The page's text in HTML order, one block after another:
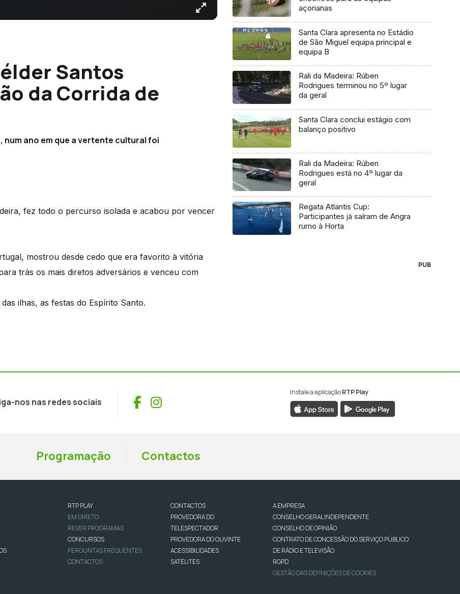
Santos
da Corrida de
ano em que a vertente cultural foi
fez todo o percurso isolada e acabou por vencer
mostrou desde cedo que era favorito à vitória
trás os mais diretos adversários e venceu com
ilhas, as festas do Espírito Santo.
açorianas
Santa Clara apresenta no Estádio
de São Miguel equipa principal e
equipa B
Rali da Madeira: Rúben
Rodrigues terminou no 5º lugar
da geral
Santa Clara conclui estágio com
balanço positivo
Rali da Madeira: Rúben
Rodrigues está no 4º lugar da
geral
Regata Atlantis Cup:
Participantes já saíram de Angra
rumo à Horta
PUB
nos nas redes sociais Facebook
Instagram
Instale a aplicaçãoRTP Play
Programação Contactos
RTP PLAY
EM DIRETO
REVER PROGRAMAS
CONCURSOS
PERGUNTAS FREQUENTES
CONTACTOS
CONTACTOS
PROVEDORA DO
TELESPECTADOR
PROVEDORA DO OUVINTE
ACESSIBILIDADES
SATÉLITES
A EMPRESA
CONSELHO GERAL INDEPENDENTE
CONSELHO DE OPINIÃO
CONTRATO DE CONCESSÃO DO SERVIÇO PÚBLICO
DE RÁDIO E TELEVISÃO
RGPD
GESTÃO DAS DEFINIÇÕES DE COOKIES